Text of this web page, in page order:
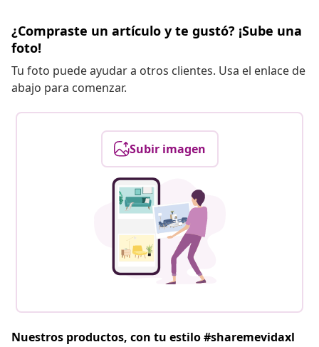
¿Compraste un artículo y te gustó? ¡Sube una
foto!
Tu foto puede ayudar a otros clientes. Usa el enlace de
abajo para comenzar.
Subir imagen
Nuestros productos, con tu estilo #sharemevidaxl